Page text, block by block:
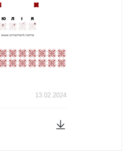
13.02.2024